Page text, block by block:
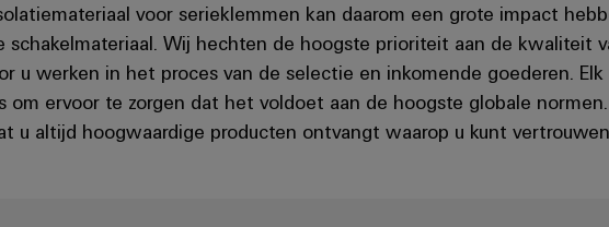
voor serieklemmen kan daarom een grote impact
schakelmateriaal. Wij hechten de hoogste prioriteit aan de kwaliteit
u werken in het proces van de selectie en inkomende goederen.
ervoor te zorgen dat het voldoet aan de hoogste globale
u altijd hoogwaardige producten ontvangt waarop u kunt vertrouwen.